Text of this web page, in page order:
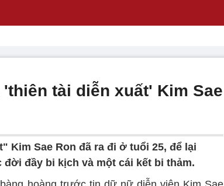
tài diễn xuất' Kim Sae
Kim Sae Ron đã ra đi ở tuổi 25, để lại
đầy bi kịch và một cái kết bi thảm.